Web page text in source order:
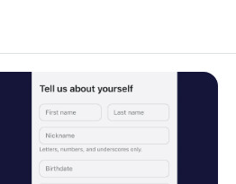
認證到用戶資料收集